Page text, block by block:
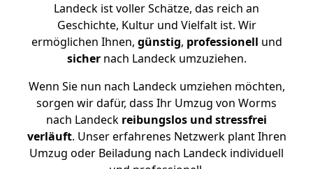
Landeck ist voller Schätze, das reich an
Geschichte, Kultur und Vielfalt ist. Wir
ermöglichen Ihnen, günstig, professionell und
sichernach Landeck umzuziehen.
Wenn Sie nun nach Landeck umziehen möchten,
sorgen wir dafür, dass Ihr Umzug von Worms
nach Landeck reibungslos und stressfrei
verläuft. Unser erfahrenes Netzwerk plant Ihren
Umzug oder Beiladung nach Landeck individuell